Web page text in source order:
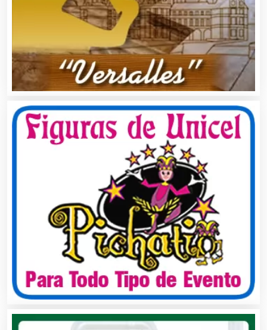
Audio, Sonido e Iluminación
Audios para Eventos
Autobuses
Automatización
Automóviles Nuevos y Usados
Autopartes Eléctricas
Avaluos